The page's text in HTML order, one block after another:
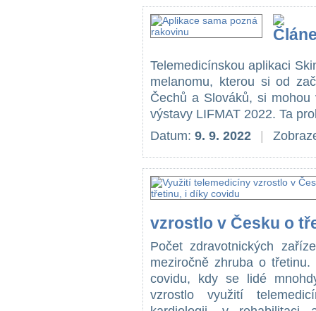
Telemedicínskou aplikaci
melanomu, kterou si od
Čechů a Slováků, si mohou
výstavy LIFMAT 2022. Ta
Datum: 9. 9. 2022
vzrostlo v Česku o
Počet zdravotnických
meziročně zhruba o
covidu, kdy se lidé
vzrostlo využití